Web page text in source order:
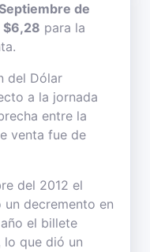
de
$6,28 para la
del Dólar
a la jornada
entre la
venta fue de
del 2012 el
decremento en
año el billete
lo que dió un